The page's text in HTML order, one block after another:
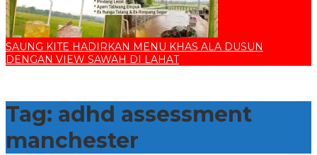
SAUNG KITE HADIRKAN MENU KHAS ALA DUSUN
DENGAN VIEW SAWAH DI LAHAT
Tag: adhd assessment
manchester